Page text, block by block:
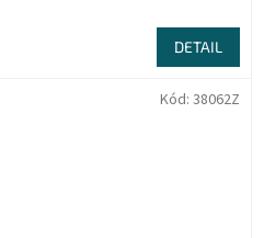
DETAIL
Kód: 38062Z